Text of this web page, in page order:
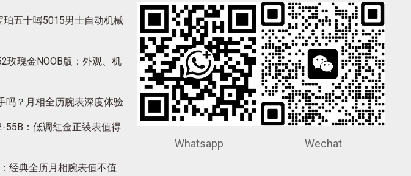
五十噚5015男士自动机械
玫瑰金NOOB版：外观、机
吗？月相全历腕表深度体验
55B：低调红金正装表值得
经典全历月相腕表值不值
Whatsapp Wechat